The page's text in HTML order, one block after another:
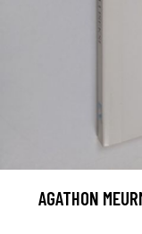
AGATHON